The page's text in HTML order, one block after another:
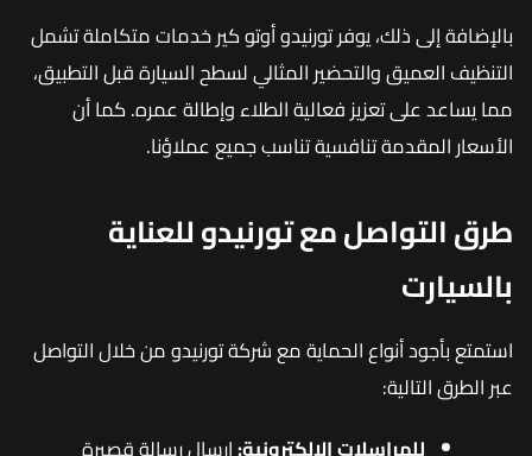
بالإضافة إلى ذلك، يوفر تورنيدو أوتو كير خدمات متكاملة تشمل
التنظيف العميق والتحضير المثالي لسطح السيارة قبل التطبيق،
مما يساعد على تعزيز فعالية الطلاء وإطالة عمره. كما أن
الأسعار المقدمة تنافسية تناسب جميع عملاؤنا.
طرق التواصل مع تورنيدو للعناية
بالسيارت
استمتع بأجود أنواع الحماية مع شركة تورنيدو من خلال التواصل
عبر الطرق التالية:
للمراسلات الإلكترونية:إرسال رسالة قصيرة